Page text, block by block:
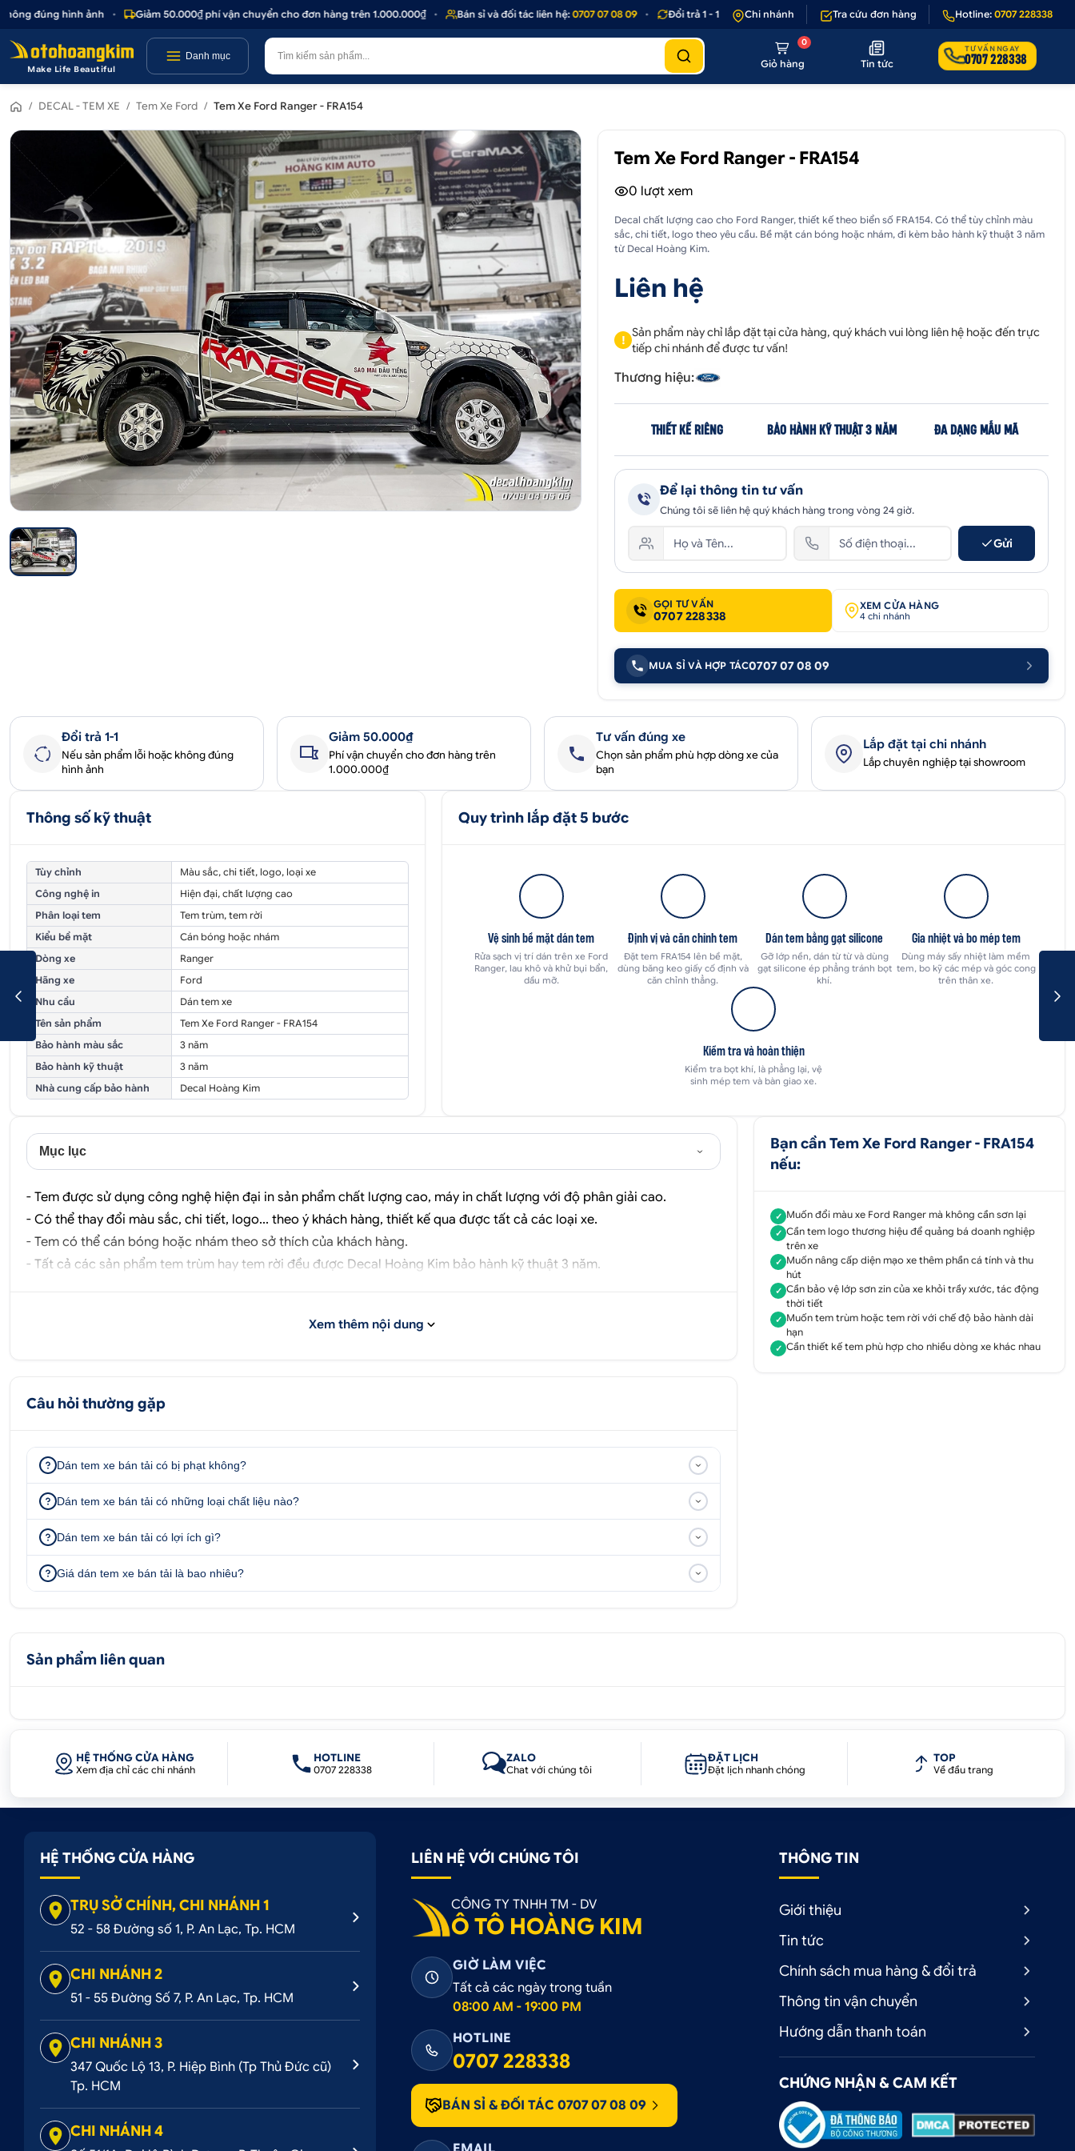
đúng hình ảnh • Giảm 50.000₫ phí vận chuyển cho đơn hàng trên 1.000.000₫ • Bán sỉ và đối tác liên hệ:0707 07 08 09 • Đổi trả 1 - 1 nếu sản phẩm lỗi hoặc không đúng hình ảnh Giảm 50.000₫ phí vận
Chi nhánh Tra cứu đơn hàng Hotline: 0707 228338
Make Life Beautiful
Danh mục
Giỏ hàng
0
Tin tức
TƯ VẤN NGAY
0707 228338
/ DECAL - TEM XE / Tem Xe Ford / Tem Xe Ford Ranger - FRA154
Tem Xe Ford Ranger - FRA154
0 lượt xem
Decal chất lượng cao cho Ford Ranger, thiết kế theo biển số FRA154. Có thể tùy chỉnh màu
sắc, chi tiết, logo theo yêu cầu. Bề mặt cán bóng hoặc nhám, đi kèm bảo hành kỹ thuật 3 năm
từ Decal Hoàng Kim.
Liên hệ
!
Sản phẩm này chỉ lắp đặt tại cửa hàng, quý khách vui lòng liên hệ hoặc đến trực
tiếp chi nhánh để được tư vấn!
Thương hiệu:
THIẾT KẾ RIÊNG BẢO HÀNH KỸ THUẬT 3 NĂM ĐA DẠNG MẪU MÃ
Để lại thông tin tư vấn
Chúng tôi sẽ liên hệ quý khách hàng trong vòng 24 giờ.
Gửi
GỌI TƯ VẤN
0707 228338
XEM CỬA HÀNG
4 chi nhánh
MUA SỈ VÀ HỢP TÁC0707 07 08 09
Đổi trả 1-1
Nếu sản phẩm lỗi hoặc không đúng
hình ảnh
Giảm 50.000₫
Phí vận chuyển cho đơn hàng trên
1.000.000₫
Tư vấn đúng xe
Chọn sản phẩm phù hợp dòng xe của
bạn
Lắp đặt tại chi nhánh
Lắp chuyên nghiệp tại showroom
Thông số kỹ thuật
Tùy chỉnh
Màu sắc, chi tiết, logo, loại xe
Công nghệ in
Hiện đại, chất lượng cao
Phân loại tem
Tem trùm, tem rời
Kiểu bề mặt
Cán bóng hoặc nhám
Dòng xe
Ranger
Hãng xe
Ford
Nhu cầu
Dán tem xe
Tên sản phẩm
Tem Xe Ford Ranger - FRA154
Bảo hành màu sắc
3 năm
Bảo hành kỹ thuật
3 năm
Nhà cung cấp bảo hành
Decal Hoàng Kim
Quy trình lắp đặt 5 bước
Vệ sinh bề mặt dán tem
Rửa sạch vị trí dán trên xe Ford
Ranger, lau khô và khử bụi bẩn,
dầu mỡ.
Định vị và căn chỉnh tem
Đặt tem FRA154 lên bề mặt,
dùng băng keo giấy cố định và
căn chỉnh thẳng.
Dán tem bằng gạt silicone
Gỡ lớp nền, dán từ từ và dùng
gạt silicone ép phẳng tránh bọt
khí.
Gia nhiệt và bo mép tem
Dùng máy sấy nhiệt làm mềm
tem, bo kỹ các mép và góc cong
trên thân xe.
Kiểm tra và hoàn thiện
Kiểm tra bọt khí, là phẳng lại, vệ
sinh mép tem và bàn giao xe.
Mục lục
- Tem được sử dụng công nghệ hiện đại in sản phẩm chất lượng cao, máy in chất lượng với độ phân giải cao.
- Có thể thay đổi màu sắc, chi tiết, logo... theo ý khách hàng, thiết kế qua được tất cả các loại xe.
- Tem có thể cán bóng hoặc nhám theo sở thích của khách hàng.
- Tất cả các sản phẩm tem trùm hay tem rời đều được Decal Hoàng Kim bảo hành kỹ thuật 3 năm.
Xem thêm nội dung
Câu hỏi thường gặp
Dán tem xe bán tải có bị phạt không?
Dán tem xe bán tải có những loại chất liệu nào?
Dán tem xe bán tải có lợi ích gì?
Giá dán tem xe bán tải là bao nhiêu?
Bạn cần Tem Xe Ford Ranger - FRA154
nếu:
✓ Muốn đổi màu xe Ford Ranger mà không cần sơn lại
✓ Cần tem logo thương hiệu để quảng bá doanh nghiệp
trên xe
✓ Muốn nâng cấp diện mạo xe thêm phần cá tính và thu
hút
✓ Cần bảo vệ lớp sơn zin của xe khỏi trầy xước, tác động
thời tiết
✓ Muốn tem trùm hoặc tem rời với chế độ bảo hành dài
hạn
✓ Cần thiết kế tem phù hợp cho nhiều dòng xe khác nhau
Sản phẩm liên quan
HỆ THỐNG CỬA HÀNG
Xem địa chỉ các chi nhánh
HOTLINE
0707 228338
ZALO
Chat với chúng tôi
ĐẶT LỊCH
Đặt lịch nhanh chóng
TOP
Về đầu trang
HỆ THỐNG CỬA HÀNG
TRỤ SỞ CHÍNH, CHI NHÁNH 1
52 - 58 Đường số 1, P. An Lạc, Tp. HCM
CHI NHÁNH 2
51 - 55 Đường Số 7, P. An Lạc, Tp. HCM
CHI NHÁNH 3
347 Quốc Lộ 13, P. Hiệp Bình (Tp Thủ Đức cũ)
Tp. HCM
CHI NHÁNH 4
LIÊN HỆ VỚI CHÚNG TÔI
CÔNG TY TNHH TM - DV
Ô TÔ HOÀNG KIM
GIỜ LÀM VIỆC
Tất cả các ngày trong tuần
08:00 AM - 19:00 PM
HOTLINE
0707 228338
BÁN SỈ & ĐỐI TÁC 0707 07 08 09
THÔNG TIN
Giới thiệu
Tin tức
Chính sách mua hàng & đổi trả
Thông tin vận chuyển
Hướng dẫn thanh toán
CHỨNG NHẬN & CAM KẾT